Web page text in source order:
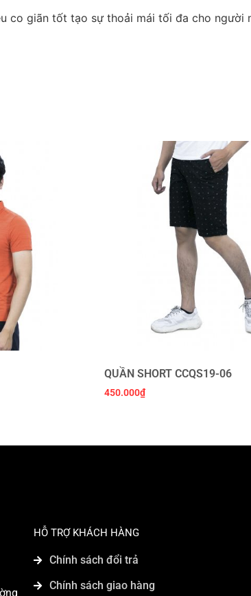
co giãn tốt tạo sự thoải mái tối đa cho người
QUẦN SHORT CCQS19-06
450.000₫
HỖ TRỢ KHÁCH HÀNG
Chính sách đổi trả
Chính sách giao hàng